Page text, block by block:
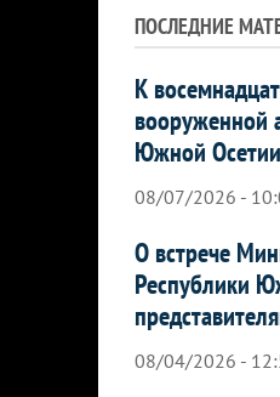
ПОСЛЕДНИЕ
К
вооруженной
Южной Осетии
08/07/2026 -
О встрече
Республики
08/04/2026 -